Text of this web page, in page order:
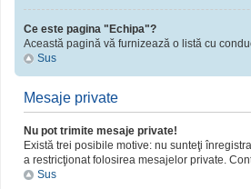
Ce este pagina "Echipa"?
Această pagină vă furnizează o listă cu
Sus
Mesaje private
Nu pot trimite mesaje private!
Există trei posibile motive: nu sunteţi
a restricţionat folosirea mesajelor private.
Sus